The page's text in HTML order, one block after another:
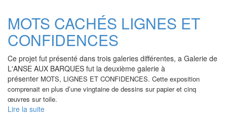
LIGNES
ET
CONFIDENCES
MOTS CACHÉS LIGNES ET
CONFIDENCES
Ce projet fut présenté dans trois galeries différentes, a Galerie de
L'ANSE AUX BARQUES fut la deuxième galerie à
présenter MOTS, LIGNES ET CONFIDENCES. Cette exposition
comprenait en plus d’une vingtaine de dessins sur papier et cinq
œuvres sur toile.
Lire la suite